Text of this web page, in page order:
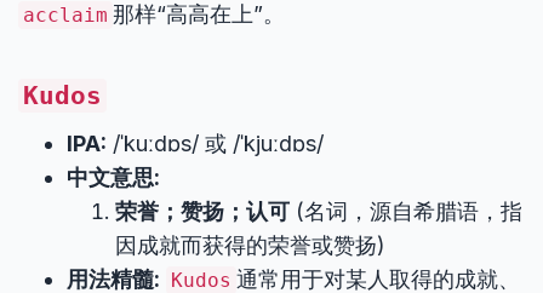
acclaim 那样“高高在上”。
Kudos
IPA: /ˈkuːdɒs/ 或 /ˈkjuːdɒs/
中文意思:
荣誉；赞扬；认可 (名词，源自希腊语，指
因成就而获得的荣誉或赞扬)
用法精髓: Kudos 通常用于对某人取得的成就、